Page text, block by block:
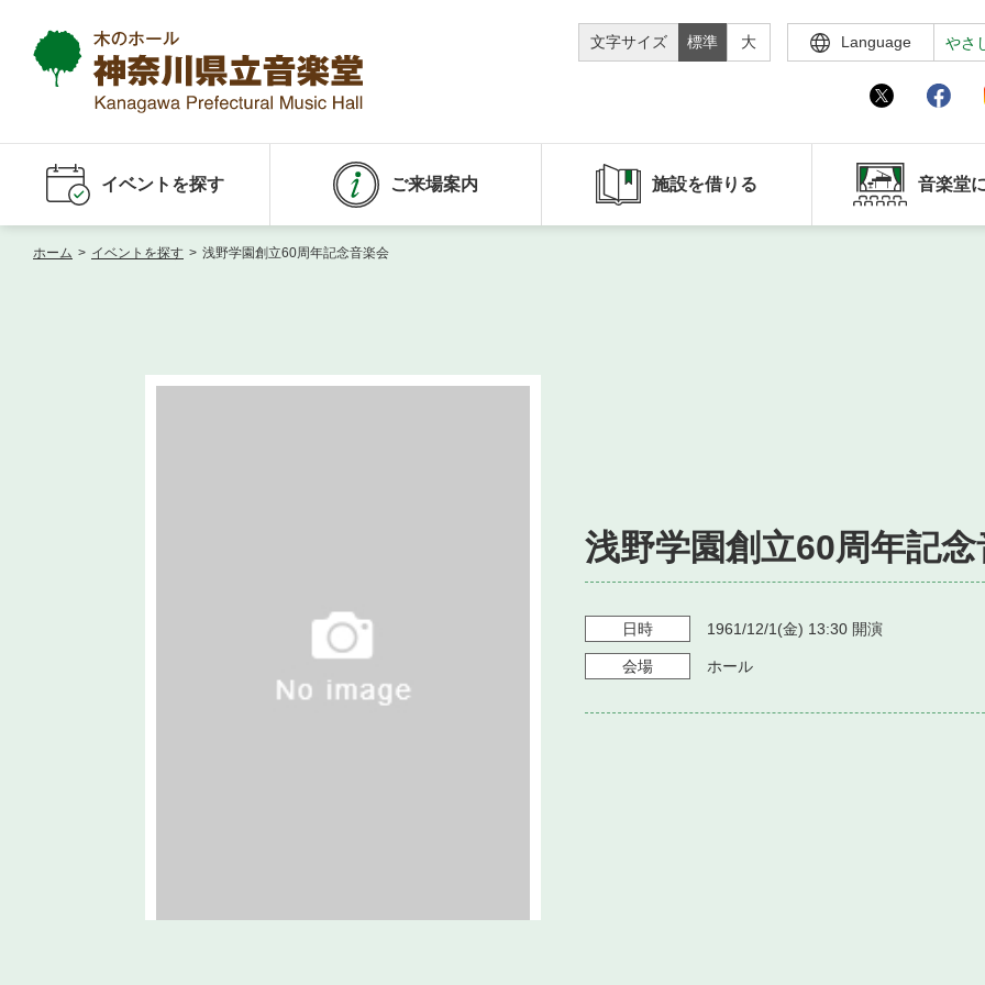
文字サイズ 標準 大 Language やさ
イベントを探す ご来場案内 施設を借りる 音楽堂
ホーム > イベントを探す > 浅野学園創立60周年記念音楽会
浅野学園創立60周年記
日時 1961/12/1 (金) 13:30 開演
会場 ホール